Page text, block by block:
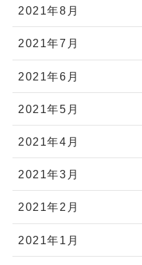
2021年8月
2021年7月
2021年6月
2021年5月
2021年4月
2021年3月
2021年2月
2021年1月